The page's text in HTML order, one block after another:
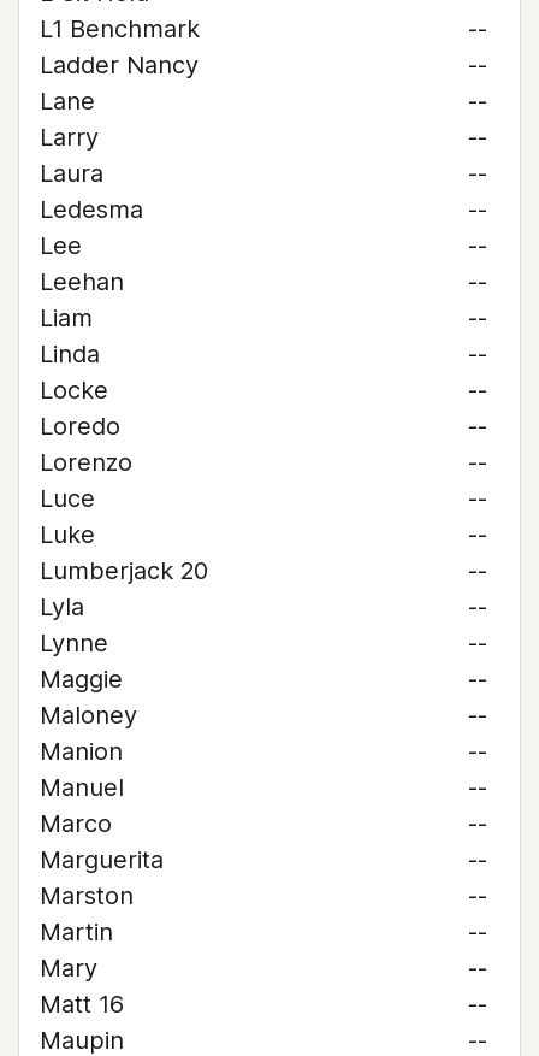
L1 Benchmark
--
Ladder Nancy
--
Lane
--
Larry
--
Laura
--
Ledesma
--
Lee
--
Leehan
--
Liam
--
Linda
--
Locke
--
Loredo
--
Lorenzo
--
Luce
--
Luke
--
Lumberjack 20
--
Lyla
--
Lynne
--
Maggie
--
Maloney
--
Manion
--
Manuel
--
Marco
--
Marguerita
--
Marston
--
Martin
--
Mary
--
Matt 16
--
Maupin
--